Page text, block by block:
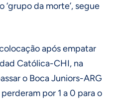
‘grupo da morte’, segue
após empatar
Católica-CHI, na
o Boca Juniors-ARG
por 1 a 0 para o